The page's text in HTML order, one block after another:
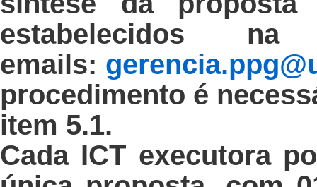
estabelecidos na
emails:
procedimento é
item 5.1.
Cada ICT executora